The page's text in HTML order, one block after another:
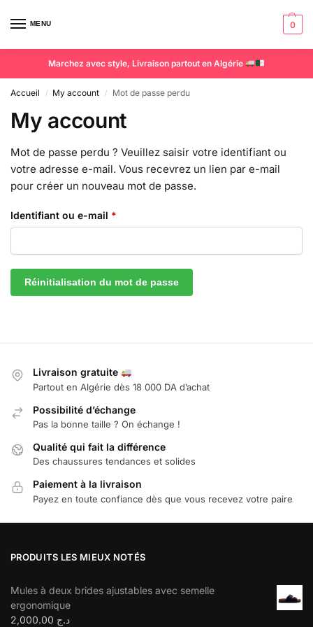
MENU 0
Marchez avec style, Livraison partout en Algérie
Accueil / My account / Mot de passe perdu
My account
Mot de passe perdu ? Veuillez saisir votre identifiant ou
votre adresse e-mail. Vous recevrez un lien par e-mail
pour créer un nouveau mot de passe.
Identifiant ou e-mail *
Réinitialisation du mot de passe
Livraison gratuite
Partout en Algérie dès 18 000 DA d’achat
Possibilité d’échange
Pas la bonne taille ? On échange !
Qualité qui fait la différence
Des chaussures tendances et solides
Paiement à la livraison
Payez en toute confiance dès que vous recevez votre paire
PRODUITS LES MIEUX NOTÉS
Mules à deux brides ajustables avec semelle
ergonomique
د.ج